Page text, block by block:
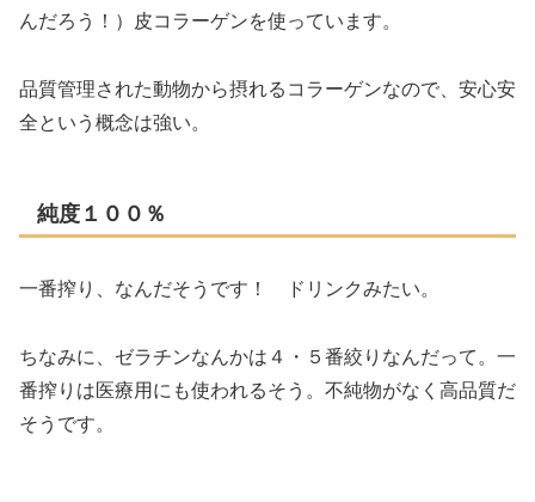
んだろう！）皮コラーゲンを使っています。
品質管理された動物から摂れるコラーゲンなので、安心安
全という概念は強い。
純度１００％
一番搾り、なんだそうです！ ドリンクみたい。
ちなみに、ゼラチンなんかは４・５番絞りなんだって。一
番搾りは医療用にも使われるそう。不純物がなく高品質だ
そうです。